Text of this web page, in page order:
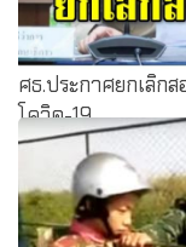
ศธ.ประกาศยกเลิก
โควิด-19